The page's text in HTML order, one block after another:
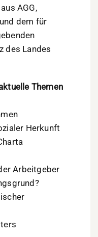
AGG,
dem für
des Landes
Themen
Herkunft
Arbeitgeber